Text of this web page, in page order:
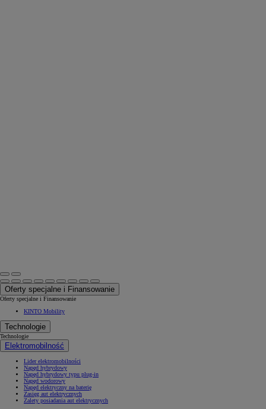
Oferty specjalne i Finansowanie
Oferty specjalne i Finansowanie
KINTO Mobility
Technologie
Technologie
Elektromobilność
Lider elektromobilności
Napęd hybrydowy
Napęd hybrydowy typu plug-in
Napęd wodorowy
Napęd elektryczny na baterię
Zasięg aut elektrycznych
Zalety posiadania aut elektrycznych